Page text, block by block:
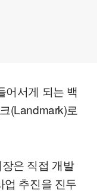
어서게 되는 백
(Landmark)로
은 직접 개발
업 추진을 진두